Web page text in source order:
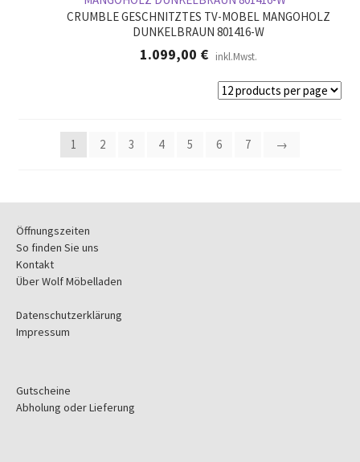
CRUMBLE GESCHNITZTES TV-MOBEL MANGOHOLZ
DUNKELBRAUN 801416-W
1.099,00 € inkl.Mwst.
1 2 3 4 5 6 7 →
Öffnungszeiten
So finden Sie uns
Kontakt
Über Wolf Möbelladen
Datenschutzerklärung
Impressum
Gutscheine
Abholung oder Lieferung